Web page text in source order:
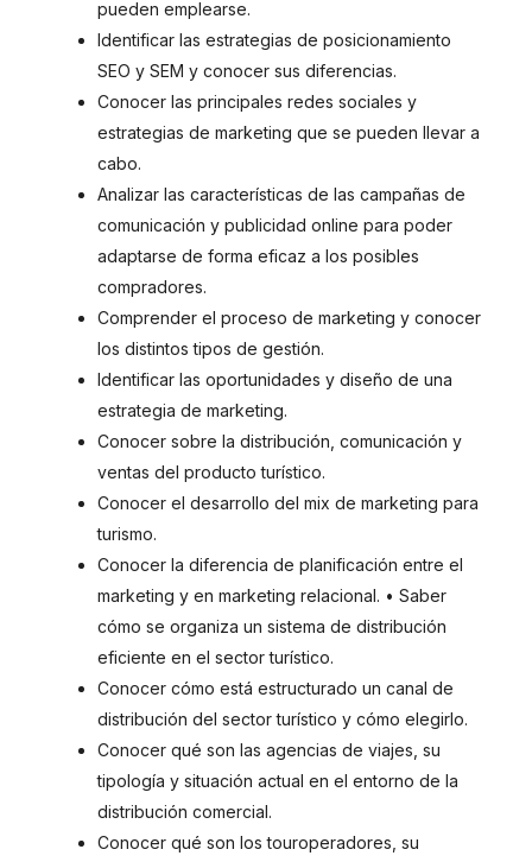
pueden emplearse.
Identificar las estrategias de posicionamiento
SEO y SEM y conocer sus diferencias.
Conocer las principales redes sociales y
estrategias de marketing que se pueden llevar a
cabo.
Analizar las características de las campañas de
comunicación y publicidad online para poder
adaptarse de forma eficaz a los posibles
compradores.
Comprender el proceso de marketing y conocer
los distintos tipos de gestión.
Identificar las oportunidades y diseño de una
estrategia de marketing.
Conocer sobre la distribución, comunicación y
ventas del producto turístico.
Conocer el desarrollo del mix de marketing para
turismo.
Conocer la diferencia de planificación entre el
marketing y en marketing relacional. • Saber
cómo se organiza un sistema de distribución
eficiente en el sector turístico.
Conocer cómo está estructurado un canal de
distribución del sector turístico y cómo elegirlo.
Conocer qué son las agencias de viajes, su
tipología y situación actual en el entorno de la
distribución comercial.
Conocer qué son los touroperadores, su